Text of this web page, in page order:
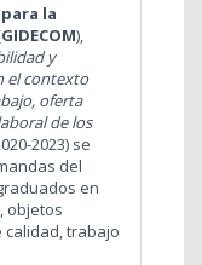
la
),
y
el contexto
oferta
de los
2023) se
del
en
objetos
calidad, trabajo